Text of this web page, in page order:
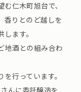
仁木町旭台で、
香りとのど越しを
ます。
地酒との組み合わ
行っています。